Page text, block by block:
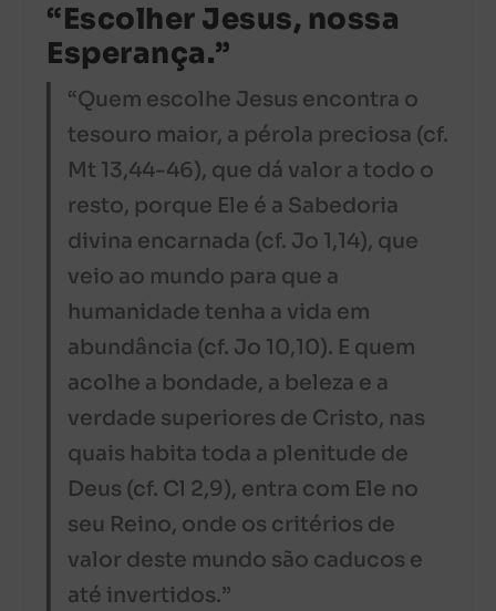
“Escolher Jesus, nossa
Esperança.”
“Quem escolhe Jesus encontra o
tesouro maior, a pérola preciosa (cf.
Mt 13,44-46), que dá valor a todo o
resto, porque Ele é a Sabedoria
divina encarnada (cf. Jo 1,14), que
veio ao mundo para que a
humanidade tenha a vida em
abundância (cf. Jo 10,10). E quem
acolhe a bondade, a beleza e a
verdade superiores de Cristo, nas
quais habita toda a plenitude de
Deus (cf. Cl 2,9), entra com Ele no
seu Reino, onde os critérios de
valor deste mundo são caducos e
até invertidos.”